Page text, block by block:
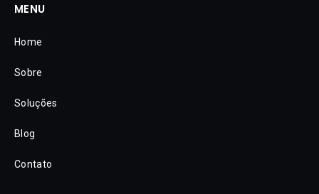
MENU
Home
Sobre
Soluções
Blog
Contato